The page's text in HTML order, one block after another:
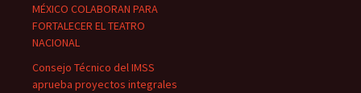
MÉXICO COLABORAN PARA
FORTALECER EL TEATRO
NACIONAL
Consejo Técnico del IMSS
aprueba proyectos integrales